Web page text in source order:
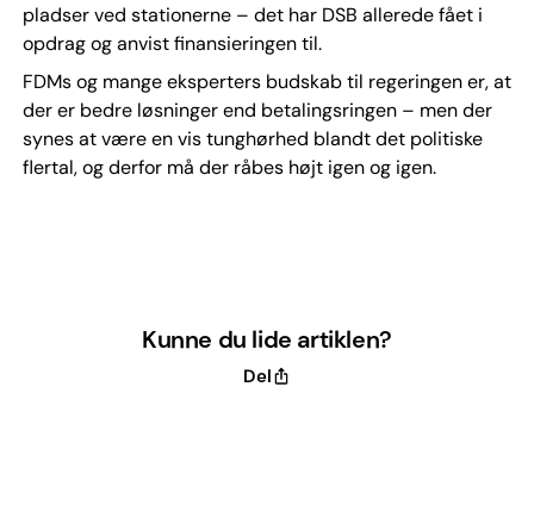
pladser ved stationerne – det har DSB allerede fået i
opdrag og anvist finansieringen til.
FDMs og mange eksperters budskab til regeringen er, at
der er bedre løsninger end betalingsringen – men der
synes at være en vis tunghørhed blandt det politiske
flertal, og derfor må der råbes højt igen og igen.
Kunne du lide artiklen?
Del